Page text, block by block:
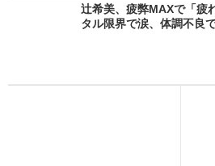
辻希美、疲弊MAXで「
タル限界で涙、体調不良